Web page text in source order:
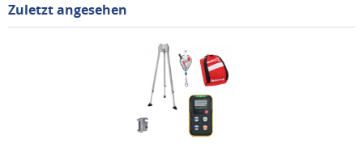
Zuletzt angesehen